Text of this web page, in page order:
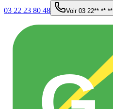
03 22 23 80 48
Voir 03 22** ** **